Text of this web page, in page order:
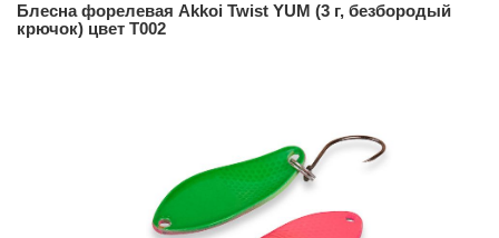
Блесна форелевая Akkoi Twist YUM (3 г, безбородый
крючок) цвет T002